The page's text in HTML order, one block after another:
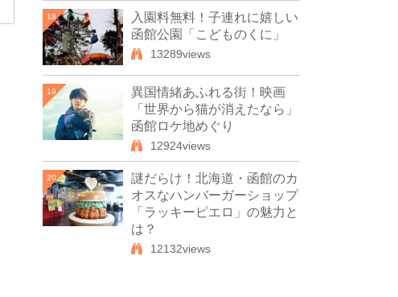
18
入園料無料！子連れに嬉しい
函館公園「こどものくに」
13289views
19
異国情緒あふれる街！映画
「世界から猫が消えたなら」
函館ロケ地めぐり
12924views
20
謎だらけ！北海道・函館のカ
オスなハンバーガーショップ
「ラッキーピエロ」の魅力と
は？
12132views